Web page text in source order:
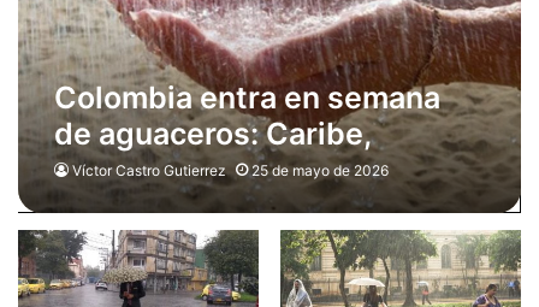
Colombia entra en semana
de aguaceros: Caribe,
Antioquia y Bogotá entre las
zonas con más riesgo por
lluvias
Víctor Castro Gutierrez 25 de mayo de 2026